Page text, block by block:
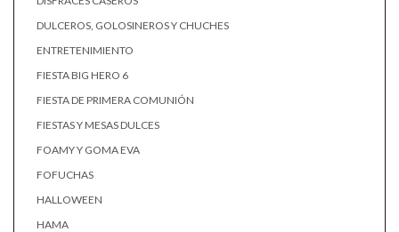
DULCEROS, GOLOSINEROS Y CHUCHES
ENTRETENIMIENTO
FIESTA BIG HERO 6
FIESTA DE PRIMERA COMUNIÓN
FIESTAS Y MESAS DULCES
FOAMY Y GOMA EVA
FOFUCHAS
HALLOWEEN
HAMA